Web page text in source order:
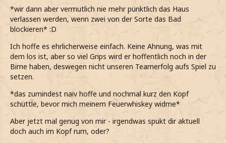
*wir dann aber vermutlich nie mehr pünktlich das Haus
verlassen werden, wenn zwei von der Sorte das Bad
blockieren* :D
Ich hoffe es ehrlicherweise einfach. Keine Ahnung, was mit
dem los ist, aber so viel Grips wird er hoffentlich noch in der
Birne haben, deswegen nicht unseren Teamerfolg aufs Spiel zu
setzen.
*das zumindest naiv hoffe und nochmal kurz den Kopf
schüttle, bevor mich meinem Feuerwhiskey widme*
Aber jetzt mal genug von mir - irgendwas spukt dir aktuell
doch auch im Kopf rum, oder?